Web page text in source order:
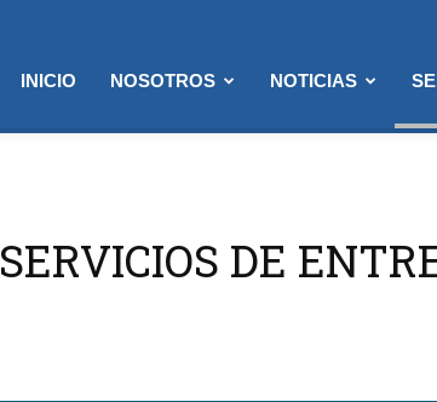
INICIO NOSOTROS NOTICIAS
SERVICIOS DE